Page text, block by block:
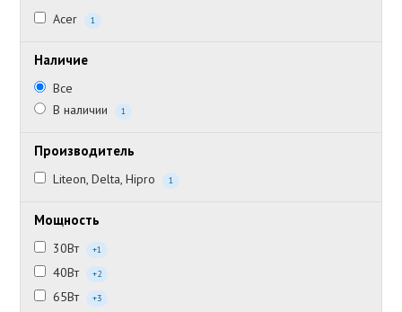
Acer 1
Наличие
Все
В наличии
1
Производитель
Liteon, Delta, Hipro 1
Мощность
30Вт +1
40Вт +2
65Вт +3